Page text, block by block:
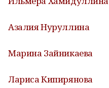
Азалия Нуруллина
Марина Зайникаева
Лариса Кипирянова